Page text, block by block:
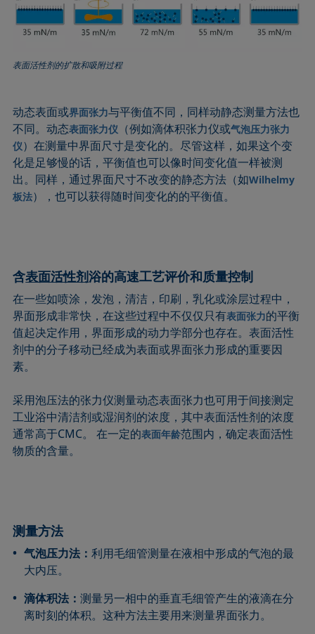
液滴形状分析
Du Noüy环法
状态方程
Extended Fowkes法
Owens, Wendt, Rabel and Kaelble (OWRK)法
表面年龄
表面过剩浓度
表面活性剂
表面活性剂的扩散和吸附过程
动态表面或界面张力与平衡值不同，同样动静态测量方法也
不同。动态表面张力仪 （例如滴体积张力仪或气泡压力张力
仪）在测量中界面尺寸是变化的。尽管这样，如果这个变
化是足够慢的话，平衡值也可以像时间变化值一样被测
出。同样，通过界面尺寸不改变的静态方法（如Wilhelmy
板法），也可以获得随时间变化的的平衡值。
含表面活性剂浴的高速工艺评价和质量控制
在一些如喷涂，发泡，清洁，印刷，乳化或涂层过程中，
界面形成非常快，在这些过程中不仅仅只有表面张力的平衡
值起决定作用，界面形成的动力学部分也存在。表面活性
剂中的分子移动已经成为表面或界面张力形成的重要因
素。
采用泡压法的张力仪测量动态表面张力也可用于间接测定
工业浴中清洁剂或湿润剂的浓度，其中表面活性剂的浓度
通常高于CMC。 在一定的表面年龄范围内，确定表面活性
物质的含量。
测量方法
气泡压力法：利用毛细管测量在液相中形成的气泡的最
大内压。
滴体积法：测量另一相中的垂直毛细管产生的液滴在分
离时刻的体积。这种方法主要用来测量界面张力。